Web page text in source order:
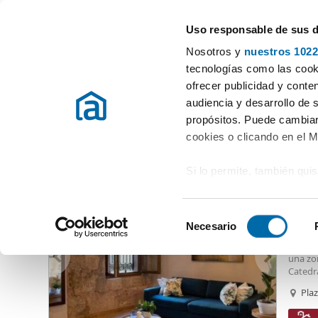
Uso responsable de sus
Nosotros y nuestros
tecnologías como las
ofrecer publicidad y
audiencia y desarrollo de
propósitos. Puede
cookies o clicando en el
Si lo permite, también
Identificar su
Obtenga más
preferencias en la
en la Declaración de
e
c
Necesario
Elegir distrito
Alquiler pisos Valencia / València Alquiler pisos Valencia
Alquiler pisos Torres Torres Valencia (61 viviendas)
Piso
una